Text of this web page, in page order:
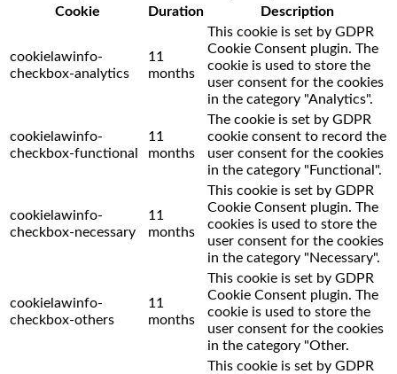
Cookie
Duration Description
cookielawinfo-
checkbox-analytics
11
months
This cookie is set by GDPR
Cookie Consent plugin. The
cookie is used to store the
user consent for the cookies
in the category "Analytics".
cookielawinfo-
checkbox-functional
11
months
The cookie is set by GDPR
cookie consent to record the
user consent for the cookies
in the category "Functional".
cookielawinfo-
checkbox-necessary
11
months
This cookie is set by GDPR
Cookie Consent plugin. The
cookies is used to store the
user consent for the cookies
in the category "Necessary".
cookielawinfo-
checkbox-others
11
months
This cookie is set by GDPR
Cookie Consent plugin. The
cookie is used to store the
user consent for the cookies
in the category "Other.
This cookie is set by GDPR